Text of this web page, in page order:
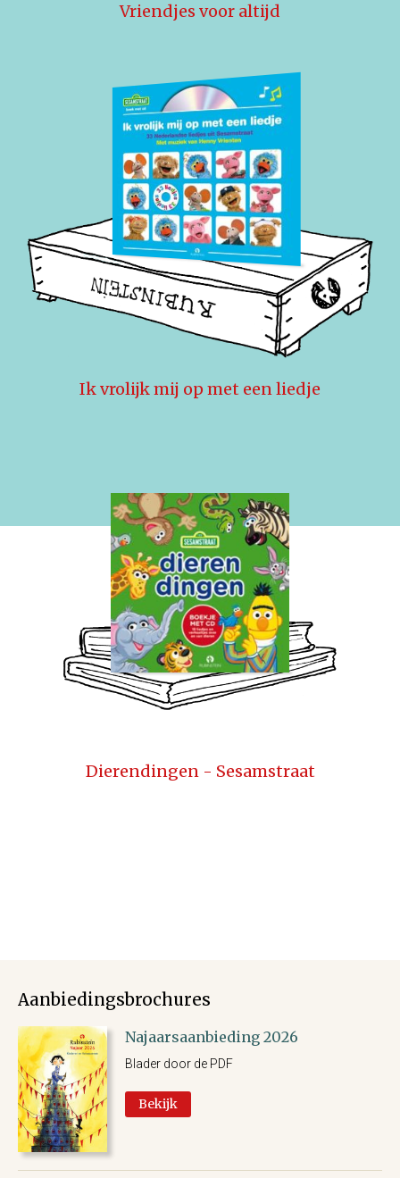
Vriendjes voor altijd
Ik vrolijk mij op met een liedje
Dierendingen - Sesamstraat
Aanbiedingsbrochures
Najaarsaanbieding 2026
Blader door de PDF
Bekijk